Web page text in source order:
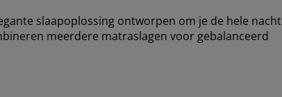
slaapoplossing ontworpen om je de hele nacht
meerdere matraslagen voor gebalanceerd